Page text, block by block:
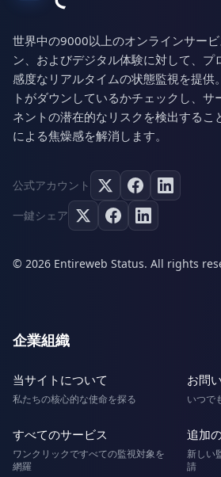
世界中の9000以上のオンラインサー
ン、およびデジタル体験に対して、プ
感度なリアルタイムの状態監視を提供
トがダウンしているかチェックし、サ
ネントの潜在的なリスクを検出するこ
による焦燥感を解消します。
公式アカウント
一鍵シェア
© 2026 Entireweb Status. All rights
企業組織
当サイトについて
私たちの核心的な使命を探る
お問
いつで
すべてのサービス
ワンクリックですべての監視対象を
網羅
追加
新しい
請